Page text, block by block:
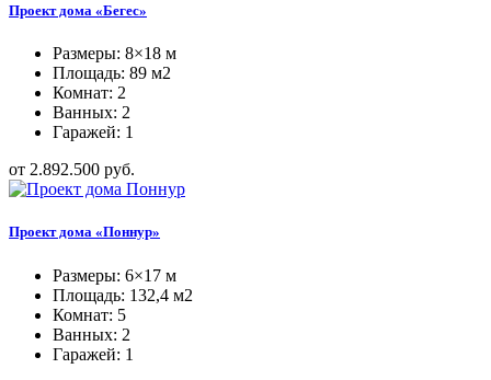
Проект дома «Бегес»
Размеры: 8×18 м
Площадь: 89 м2
Комнат: 2
Ванных: 2
Гаражей: 1
от 2.892.500 руб.
Проект дома «Поннур»
Размеры: 6×17 м
Площадь: 132,4 м2
Комнат: 5
Ванных: 2
Гаражей: 1